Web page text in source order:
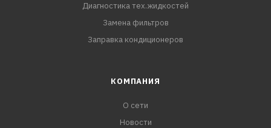
Диагностика тех.жидкостей
Замена фильтров
Заправка кондиционеров
КОМПАНИЯ
О сети
Новости